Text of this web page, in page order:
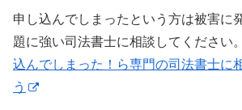
申し込んでしまったという方は被害に
題に強い司法書士に相談してください
込んでしまった！ら専門の司法書士に
う